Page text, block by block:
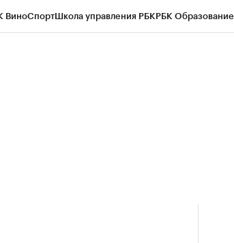
ВиноСпортШкола управления РБКРБК Образование